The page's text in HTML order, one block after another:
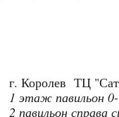
г. Королев ТЦ
1 этаж павильон
2 павильон справа